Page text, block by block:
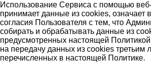
Использование Сервиса с помощью
принимает данные из cookies, означает
согласия Пользователя с тем, что
собирать и обрабатывать данные из
предусмотренных настоящей
на передачу данных из cookies третьим
перечисленных в настоящей Политике.